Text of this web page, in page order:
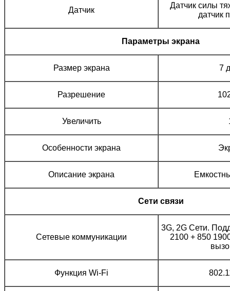
Датчик
Датчик силы
датчик
Параметры экрана
Размер экрана 7
Разрешение
Увеличить
Особенности экрана
Описание экрана
Сети связи
Сетевые коммуникации
3G, 2G Сети.
2100 + 850
Функция Wi-Fi